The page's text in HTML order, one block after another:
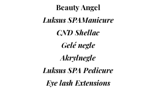
Beauty Angel
Luksus SPAManicure
CND Shellac
Gelé negle
Akrylnegle
Luksus SPA Pedicure
Eye lash Extensions